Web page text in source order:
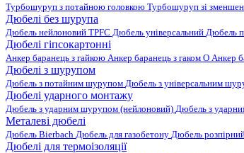
Турбошуруп з потайною головкою Турбошуруп зі
Дюбелі без шурупа
Дюбель нейлоновий TPFC Дюбель універсальний Дюбель
Дюбелі гіпсокартонні
Анкер баранець з гайкою Анкер баранець з гаком O Анкер
Дюбелі з шурупом
Дюбель з потайним шурупом Дюбель з універсальним
Дюбелі ударного монтажу
Дюбель з ударним шурупом (нейлоновий) Дюбель з
Металеві дюбелі
Дюбель Bierbach Дюбель для газобетону Дюбель
Дюбелі для термоізоляції